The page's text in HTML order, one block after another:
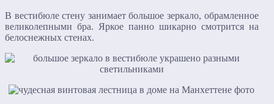
В вестибюле стену занимает большое зеркало, обрамленное
великолепными бра. Яркое панно шикарно смотрится на
белоснежных стенах.